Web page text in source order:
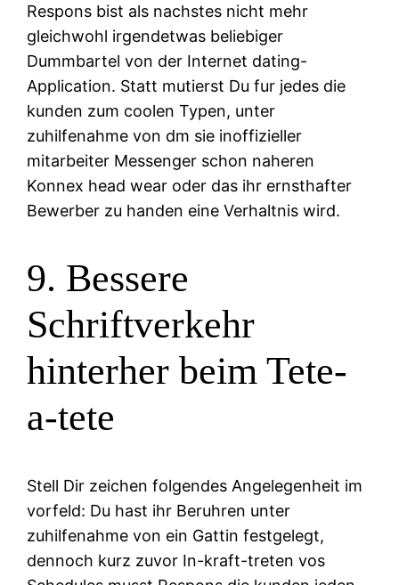
Respons bist als nachstes nicht mehr
gleichwohl irgendetwas beliebiger
Dummbartel von der Internet dating-
Application. Statt mutierst Du fur jedes die
kunden zum coolen Typen, unter
zuhilfenahme von dm sie inoffizieller
mitarbeiter Messenger schon naheren
Konnex head wear oder das ihr ernsthafter
Bewerber zu handen eine Verhaltnis wird.
9. Bessere
Schriftverkehr
hinterher beim Tete-
a-tete
Stell Dir zeichen folgendes Angelegenheit im
vorfeld: Du hast ihr Beruhren unter
zuhilfenahme von ein Gattin festgelegt,
dennoch kurz zuvor In-kraft-treten vos